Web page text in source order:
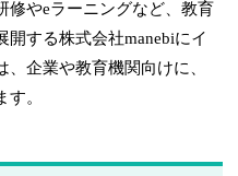
修やeラーニングなど、教育
する株式会社manebiにイ
企業や教育機関向けに、
。